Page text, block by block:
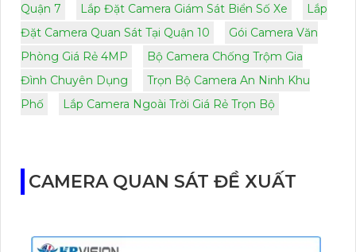
Quận 7
Lắp Đặt Camera Giám Sát Biển Số Xe
Lắp
Đặt Camera Quan Sát Tại Quận 10
Gói Camera Văn
Phòng Giá Rẻ 4MP
Bộ Camera Chống Trộm Gia
Đình Chuyên Dụng
Trọn Bộ Camera An Ninh Khu
Phố
Lắp Camera Ngoài Trời Giá Rẻ Trọn Bộ
CAMERA QUAN SÁT ĐỀ XUẤT